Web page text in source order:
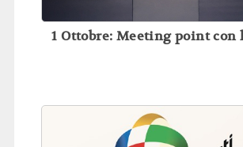
1 Ottobre: Meeting point con